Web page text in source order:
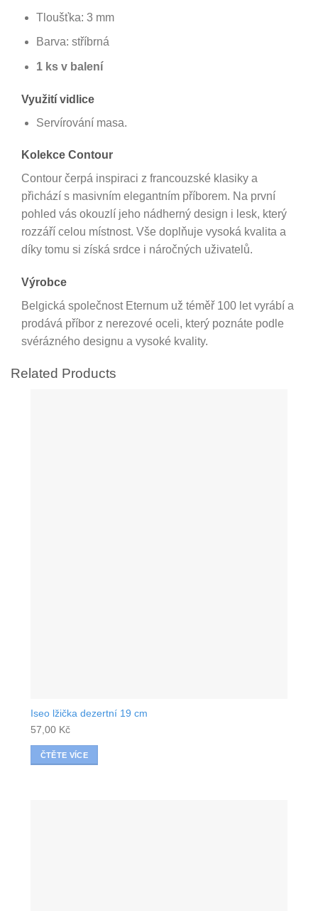
Tloušťka: 3 mm
Barva: stříbrná
1 ks v balení
Využití vidlice
Servírování masa.
Kolekce Contour
Contour čerpá inspiraci z francouzské klasiky a
přichází s masivním elegantním příborem. Na první
pohled vás okouzlí jeho nádherný design i lesk, který
rozzáří celou místnost. Vše doplňuje vysoká kvalita a
díky tomu si získá srdce i náročných uživatelů.
Výrobce
Belgická společnost Eternum už téměř 100 let vyrábí a
prodává příbor z nerezové oceli, který poznáte podle
svérázného designu a vysoké kvality.
Related Products
Iseo lžička dezertní 19 cm
57,00 Kč
ČTĚTE VÍCE